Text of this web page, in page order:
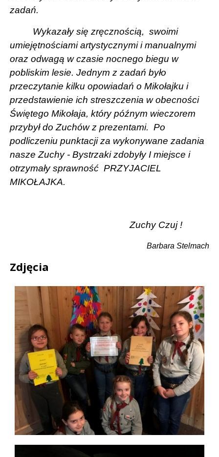
zadań.
Wykazały się zręcznością, swoimi
umiejętnościami artystycznymi i manualnymi
oraz odwagą w czasie nocnego biegu w
pobliskim lesie. Jednym z zadań było
przeczytanie kilku opowiadań o Mikołajku i
przedstawienie ich streszczenia w obecności
Świętego Mikołaja, który późnym wieczorem
przybył do Zuchów z prezentami. Po
podliczeniu punktacji za wykonywane zadania
nasze Zuchy - Bystrzaki zdobyły I miejsce i
otrzymały sprawność PRZYJACIEL
MIKOŁAJKA.
Zuchy Czuj !
Barbara Stelmach
Zdjęcia